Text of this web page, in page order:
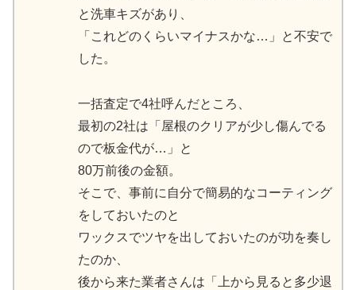
と洗車キズがあり、
「これどのくらいマイナスかな…」と不安で
した。
一括査定で4社呼んだところ、
最初の2社は「屋根のクリアが少し傷んでる
ので板金代が…」と
80万前後の金額。
そこで、事前に自分で簡易的なコーティング
をしておいたのと
ワックスでツヤを出しておいたのが功を奏し
たのか、
後から来た業者さんは「上から見ると多少退